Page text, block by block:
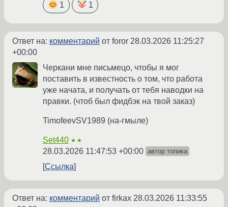
1 1
Ответ на: комментарий от foror 28.03.2026 11:25:27
+00:00
Черкани мне письмецо, чтобы я мог
поставить в известность о том, что работа
уже начата, и получать от тебя наводки на
правки. (чтоб был фидбэк на твой заказ)
TimofeevSV1989 (на-гмыле)
Set440 ★★
28.03.2026 11:47:53 +00:00 автор топика
Ссылка
Ответ на: комментарий от firkax 28.03.2026 11:33:55